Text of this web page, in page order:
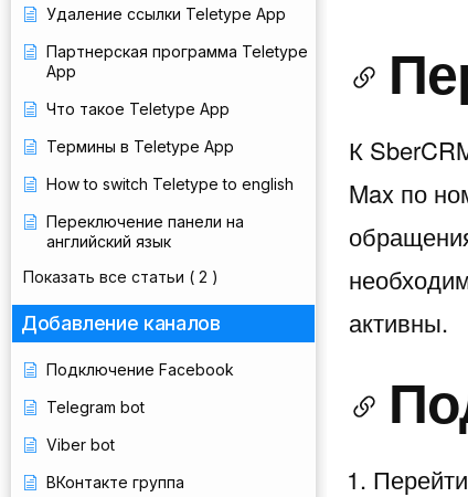
Удаление ссылки Teletype App
Партнерская программа Teletype
App
Что такое Teletype App
Термины в Teletype App
How to switch Teletype to english
Переключение панели на
английский язык
Показать все статьи ( 2 )
Добавление каналов
Подключение Facebook
Telegram bot
Viber bot
ВКонтакте группа
К
Max по
активны.